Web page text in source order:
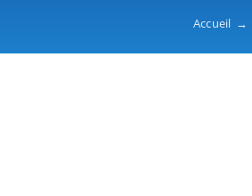
Accueil →